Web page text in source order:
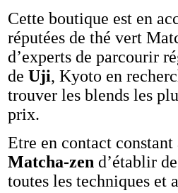
Cette boutique est en
réputées de thé vert
d’experts de parcourir
de Uji, Kyoto en
trouver les blends les
prix.
Etre en contact
Matcha-zen d’établir
toutes les techniques et